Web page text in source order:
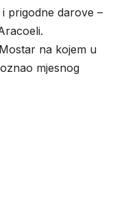
prigodne darove –
na kojem u
mjesnog